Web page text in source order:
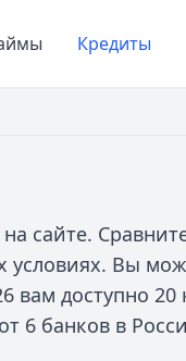
Кредиты
сайте.
условиях. Вы
вам доступно 20
6 банков в